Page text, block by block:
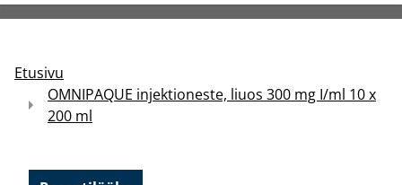
Etusivu
OMNIPAQUE injektioneste, liuos 300 mg I/ml 10 x
200 ml